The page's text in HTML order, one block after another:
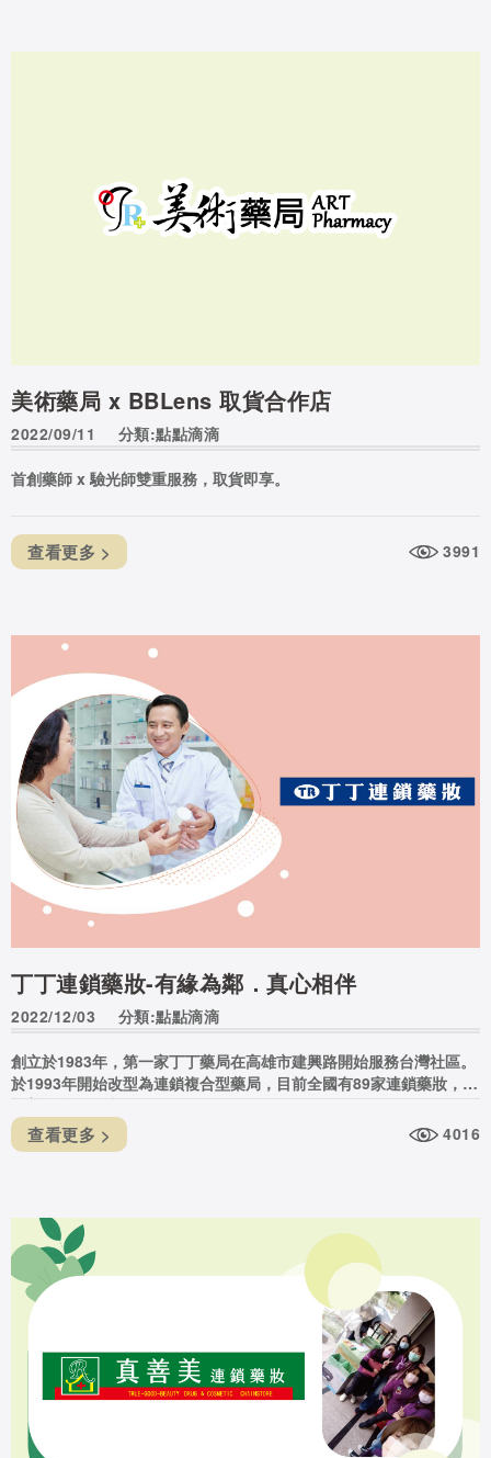
美術藥局 x BBLens 取貨合作店
2022/09/11 分類:點點滴滴
首創藥師 x 驗光師雙重服務，取貨即享。
查看更多 > 3991
丁丁連鎖藥妝-有緣為鄰．真心相伴
2022/12/03 分類:點點滴滴
創立於1983年，第一家丁丁藥局在高雄市建興路開始服務台灣社區。
於1993年開始改型為連鎖複合型藥局，目前全國有89家連鎖藥妝，服
務普及全國各地。
查看更多 > 4016